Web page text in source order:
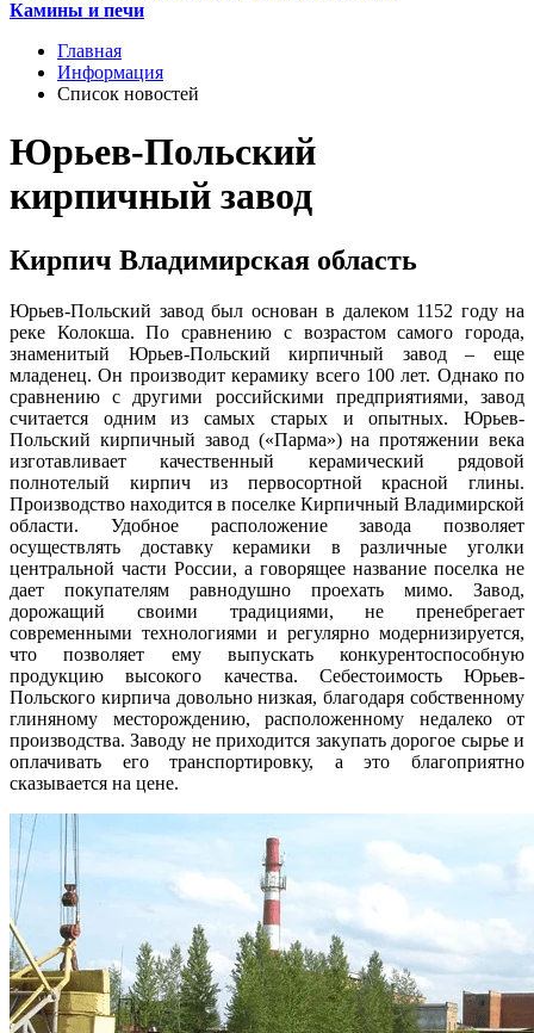
Камины и печи
Главная
Информация
Список новостей
Юрьев-Польский
кирпичный завод
Кирпич Владимирская область
Юрьев-Польский завод был основан в далеком 1152 году на
реке Колокша. По сравнению с возрастом самого города,
знаменитый Юрьев-Польский кирпичный завод – еще
младенец. Он производит керамику всего 100 лет. Однако по
сравнению с другими российскими предприятиями, завод
считается одним из самых старых и опытных. Юрьев-
Польский кирпичный завод («Парма») на протяжении века
изготавливает качественный керамический рядовой
полнотелый кирпич из первосортной красной глины.
Производство находится в поселке Кирпичный Владимирской
области. Удобное расположение завода позволяет
осуществлять доставку керамики в различные уголки
центральной части России, а говорящее название поселка не
дает покупателям равнодушно проехать мимо. Завод,
дорожащий своими традициями, не пренебрегает
современными технологиями и регулярно модернизируется,
что позволяет ему выпускать конкурентоспособную
продукцию высокого качества. Себестоимость Юрьев-
Польского кирпича довольно низкая, благодаря собственному
глиняному месторождению, расположенному недалеко от
производства. Заводу не приходится закупать дорогое сырье и
оплачивать его транспортировку, а это благоприятно
сказывается на цене.